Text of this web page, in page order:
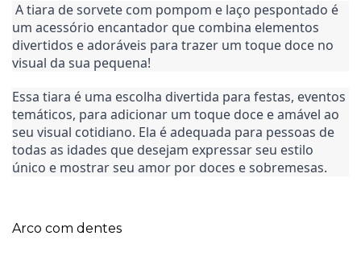
A tiara de sorvete com pompom e laço pespontado é
um acessório encantador que combina elementos
divertidos e adoráveis para trazer um toque doce no
visual da sua pequena!
Essa tiara é uma escolha divertida para festas, eventos
temáticos, para adicionar um toque doce e amável ao
seu visual cotidiano. Ela é adequada para pessoas de
todas as idades que desejam expressar seu estilo
único e mostrar seu amor por doces e sobremesas.
Arco com dentes